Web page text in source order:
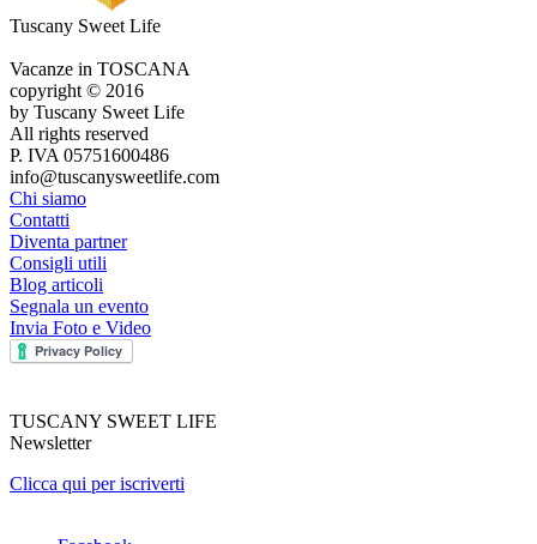
Tuscany Sweet Life
Vacanze in TOSCANA
copyright © 2016
by Tuscany Sweet Life
All rights reserved
P. IVA 05751600486
info@tuscanysweetlife.com
Chi siamo
Contatti
Diventa partner
Consigli utili
Blog articoli
Segnala un evento
Invia Foto e Video
TUSCANY SWEET LIFE
Newsletter
Clicca qui per iscriverti